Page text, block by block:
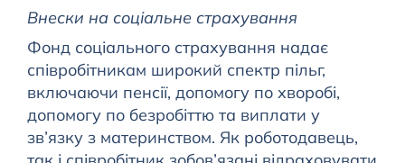
Внески на соціальне страхування
Фонд соціального страхування надає
співробітникам широкий спектр пільг,
включаючи пенсії, допомогу по хворобі,
допомогу по безробіттю та виплати у
зв’язку з материнством. Як роботодавець,